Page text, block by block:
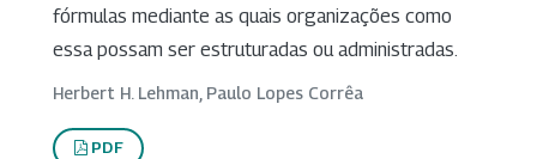
fórmulas mediante as quais organizações como
essa possam ser estruturadas ou administradas.
Herbert H. Lehman, Paulo Lopes Corrêa
PDF